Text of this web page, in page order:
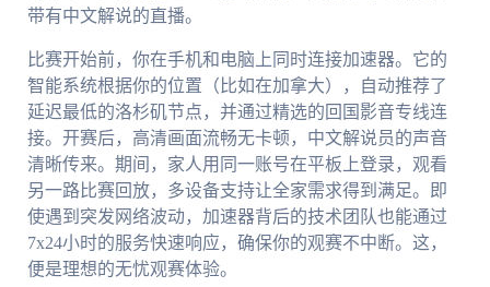
带有中文解说的直播。
比赛开始前，你在手机和电脑上同时连接加速器。它的
智能系统根据你的位置（比如在加拿大），自动推荐了
延迟最低的洛杉矶节点，并通过精选的回国影音专线连
接。开赛后，高清画面流畅无卡顿，中文解说员的声音
清晰传来。期间，家人用同一账号在平板上登录，观看
另一路比赛回放，多设备支持让全家需求得到满足。即
使遇到突发网络波动，加速器背后的技术团队也能通过
7x24小时的服务快速响应，确保你的观赛不中断。这，
便是理想的无忧观赛体验。